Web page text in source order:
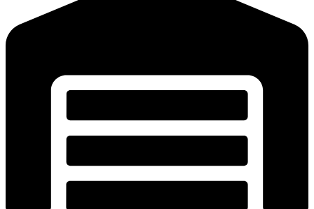
300
množství